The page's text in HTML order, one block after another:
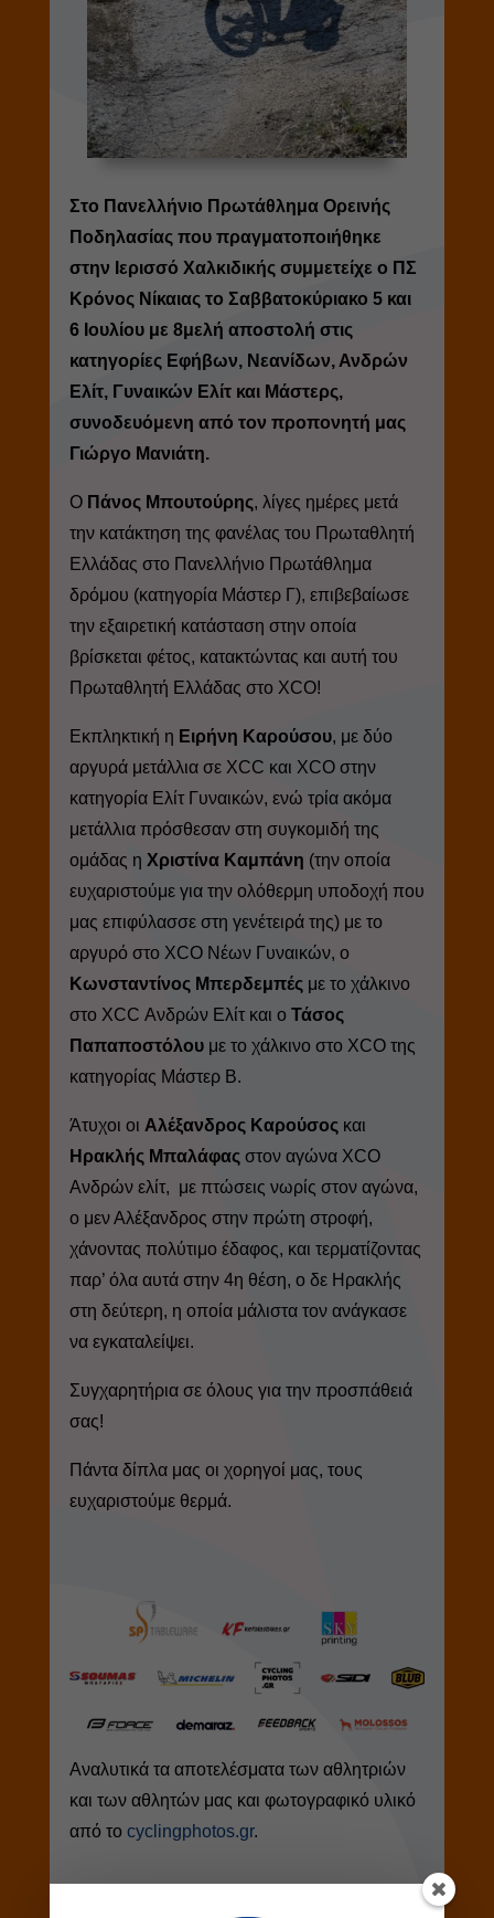
Στο Πανελλήνιο Πρωτάθλημα Ορεινής
Ποδηλασίας που πραγματοποιήθηκε
στην Ιερισσό Χαλκιδικής συμμετείχε ο ΠΣ
Κρόνος Νίκαιας το Σαββατοκύριακο 5 και
6 Ιουλίου με 8μελή αποστολή στις
κατηγορίες Εφήβων, Νεανίδων, Ανδρών
Ελίτ, Γυναικών Ελίτ και Μάστερς,
συνοδευόμενη από τον προπονητή μας
Γιώργο Μανιάτη.
Ο Πάνος Μπουτούρης, λίγες ημέρες μετά
την κατάκτηση της φανέλας του Πρωταθλητή
Ελλάδας στο Πανελλήνιο Πρωτάθλημα
δρόμου (κατηγορία Μάστερ Γ), επιβεβαίωσε
την εξαιρετική κατάσταση στην οποία
βρίσκεται φέτος, κατακτώντας και αυτή του
Πρωταθλητή Ελλάδας στο XCO!
Εκπληκτική η Ειρήνη Καρούσου, με δύο
αργυρά μετάλλια σε XCC και XCO στην
κατηγορία Ελίτ Γυναικών, ενώ τρία ακόμα
μετάλλια πρόσθεσαν στη συγκομιδή της
ομάδας η Χριστίνα Καμπάνη (την οποία
ευχαριστούμε για την ολόθερμη υποδοχή που
μας επιφύλασσε στη γενέτειρά της) με το
αργυρό στο XCO Νέων Γυναικών, ο
Κωνσταντίνος Μπερδεμπές με το χάλκινο
στο XCC Ανδρών Ελίτ και ο Τάσος
Παπαποστόλουμε το χάλκινο στο XCO της
κατηγορίας Μάστερ Β.
Άτυχοι οι Αλέξανδρος Καρούσος και
Ηρακλής Μπαλάφας στον αγώνα XCO
Ανδρών ελίτ, με πτώσεις νωρίς στον αγώνα,
ο μεν Αλέξανδρος στην πρώτη στροφή,
χάνοντας πολύτιμο έδαφος, και τερματίζοντας
παρ’ όλα αυτά στην 4η θέση, ο δε Ηρακλής
στη δεύτερη, η οποία μάλιστα τον ανάγκασε
να εγκαταλείψει.
Συγχαρητήρια σε όλους για την προσπάθειά
σας!
Πάντα δίπλα μας οι χορηγοί μας, τους
ευχαριστούμε θερμά.
Αναλυτικά τα αποτελέσματα των αθλητριών
και των αθλητών μας και φωτογραφικό υλικό
από το cyclingphotos.gr.
Πανελλήνιο Πρωτάθλημα XCC